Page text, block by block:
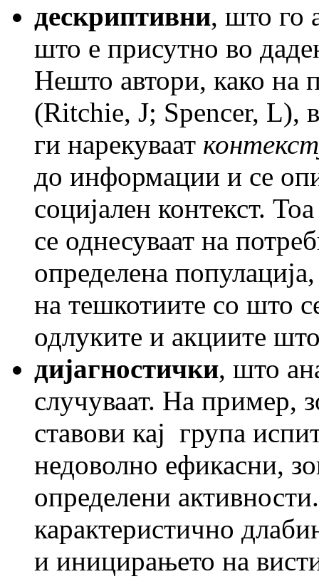
дескриптивни, што го
што е присутно во
Нешто автори, како на
(Ritchie, J; Spencer, L),
ги нарекуваат
до информации и се
социјален контекст.
се однесуваат на
определена
на тешкотиите со што
одлуките и акциите
дијагностички, што
случуваат. На пример,
ставови кај група
недоволно ефикасни,
определени
карактеристично
и иницирањето на